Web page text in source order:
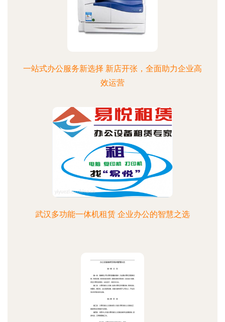
一站式办公服务新选择 新店开张，全面助力企业高
效运营
武汉多功能一体机租赁 企业办公的智慧之选